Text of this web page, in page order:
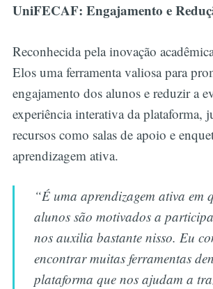
UniFECAF: Engajamento e
Reconhecida pela inovação
Elos uma ferramenta valiosa para
engajamento dos alunos e reduzir a
experiência interativa da plataforma,
recursos como salas de apoio e
aprendizagem ativa.
“É uma aprendizagem ativa em
alunos são motivados a
nos auxilia bastante nisso. Eu
encontrar muitas ferramentas
plataforma que nos ajudam a